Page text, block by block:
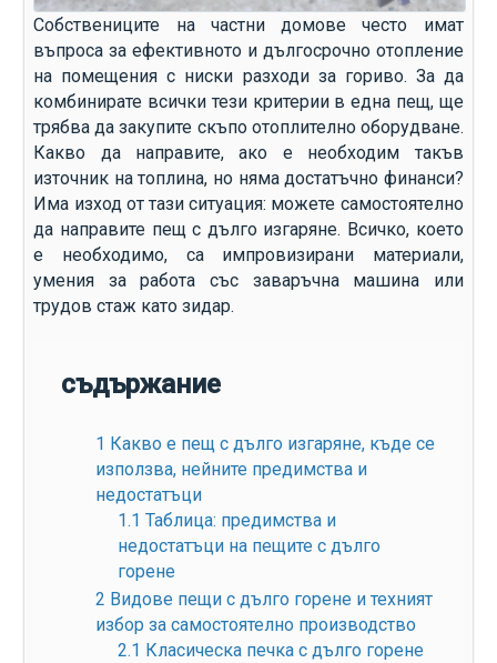
Собствениците на частни домове често имат
въпроса за ефективното и дългосрочно отопление
на помещения с ниски разходи за гориво. За да
комбинирате всички тези критерии в една пещ, ще
трябва да закупите скъпо отоплително оборудване.
Какво да направите, ако е необходим такъв
източник на топлина, но няма достатъчно финанси?
Има изход от тази ситуация: можете самостоятелно
да направите пещ с дълго изгаряне. Всичко, което
е необходимо, са импровизирани материали,
умения за работа със заваръчна машина или
трудов стаж като зидар.
съдържание
1 Какво е пещ с дълго изгаряне, къде се
използва, нейните предимства и
недостатъци
1.1 Таблица: предимства и
недостатъци на пещите с дълго
горене
2 Видове пещи с дълго горене и техният
избор за самостоятелно производство
2.1 Класическа печка с дълго горене